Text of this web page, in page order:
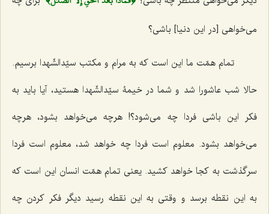
می‌خواهی [در این دنیا] باشی؟
تمام همّت ما این است که به مرام و مکتب سیّدالشّهدا برسیم.
حالا شب عاشورا شد و شما در خیمۀ سیّدالشّهدا هستید، آیا باید به
فکر این باشی فردا چه می‌شود؟! هرچه می‌خواهد بشود، هرچه
می‌خواهد بشود. معلوم است فردا چه خواهد شد، معلوم است فردا
سرگذشت به کجا خواهد کشید. یعنی تمام همّت انسان این است که
به این نقطه برسد و وقتی به این نقطه رسید دیگر فکر کردن چه